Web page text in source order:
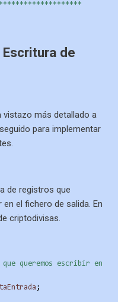
**********
de
vistazo más detallado a
para implementar
de registros que
el fichero de salida. En
criptodivisas.
queremos escribir en
;